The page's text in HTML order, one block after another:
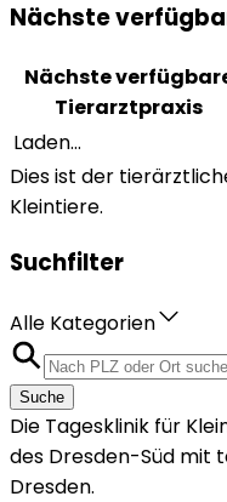
Nächste
Nächste
Tierarztpraxis
Laden...
Dies ist der
Kleintiere.
Suchfilter
Alle Kategorien
Suche
Die Tagesklinik für
des Dresden-Süd mit
Dresden.